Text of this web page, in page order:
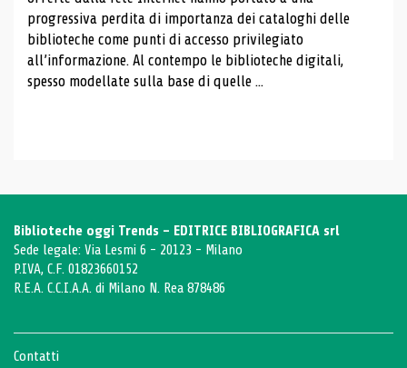
progressiva perdita di importanza dei cataloghi delle
biblioteche come punti di accesso privilegiato
all’informazione. Al contempo le biblioteche digitali,
spesso modellate sulla base di quelle ...
Biblioteche oggi Trends - EDITRICE BIBLIOGRAFICA srl
Sede legale: Via Lesmi 6 - 20123 - Milano
P.IVA, C.F. 01823660152
R.E.A. C.C.I.A.A. di Milano N. Rea 878486
Contatti